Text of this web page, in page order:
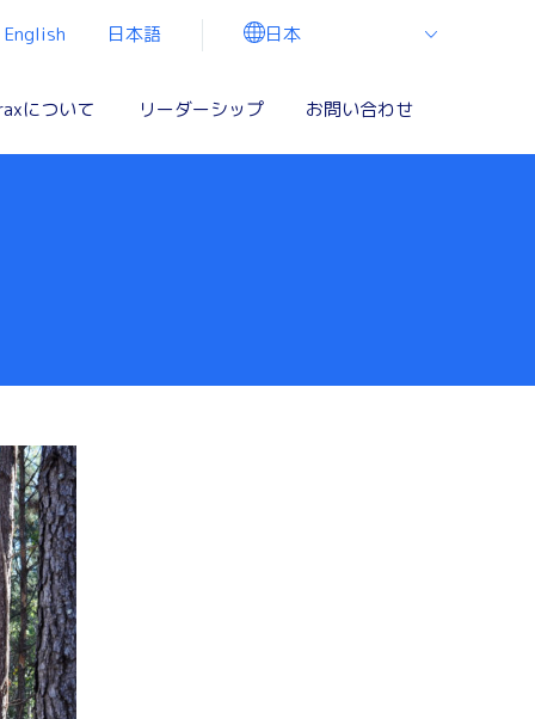
English 日本語 日本
について リーダーシップ お問い合わせ